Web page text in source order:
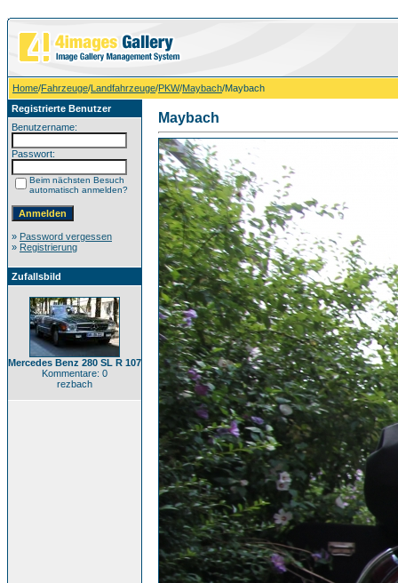
Home/Fahrzeuge/Landfahrzeuge/PKW/Maybach/Maybach
Registrierte Benutzer
Benutzername:
Passwort:
Beim nächsten Besuch
automatisch anmelden?
» Password vergessen
» Registrierung
Zufallsbild
Mercedes Benz 280 SL R 107
Kommentare: 0
rezbach
Maybach